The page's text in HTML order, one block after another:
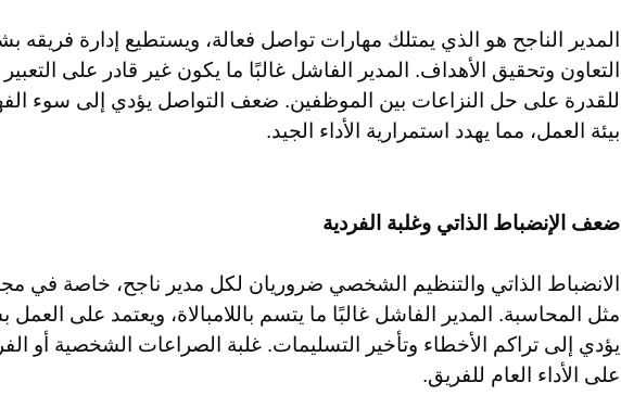
المدير الناجح هو الذي يمتلك مهارات تواصل فعالة، ويستطيع إدارة فريقه
التعاون وتحقيق الأهداف. المدير الفاشل غالبًا ما يكون غير قادر على
للقدرة على حل النزاعات بين الموظفين. ضعف التواصل يؤدي إلى سوء
بيئة العمل، مما يهدد استمرارية الأداء الجيد.
ضعف الإنضباط الذاتي وغلبة الفردية
الانضباط الذاتي والتنظيم الشخصي ضروريان لكل مدير ناجح، خاصة في
مثل المحاسبة. المدير الفاشل غالبًا ما يتسم باللامبالاة، ويعتمد على
يؤدي إلى تراكم الأخطاء وتأخير التسليمات. غلبة الصراعات الشخصية أو
على الأداء العام للفريق.